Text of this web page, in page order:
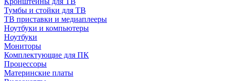
Тумбы и стойки для ТВ
ТВ приставки и медиаплееры
Ноутбуки и компьютеры
Ноутбуки
Мониторы
Комплектующие для ПК
Процессоры
Материнские платы